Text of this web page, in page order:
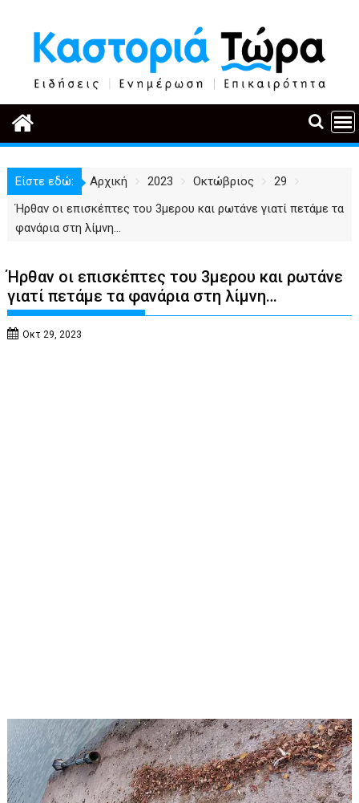
περιεχόμενο
Είστε εδώ: Αρχική 2023 Οκτώβριος
29
Ήρθαν οι επισκέπτες του 3μερου και ρωτάνε γιατί πετάμε τα
φανάρια στη λίμνη…
Ήρθαν οι επισκέπτες του 3μερου και ρωτάνε
γιατί πετάμε τα φανάρια στη λίμνη…
Οκτ 29, 2023